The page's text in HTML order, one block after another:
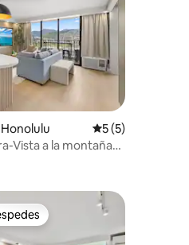
34 evaluacionesCalificación
5 (5)
Vista a la montaña-